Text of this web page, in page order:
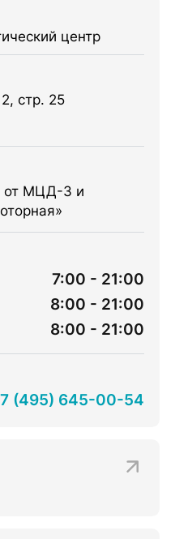
центр
стр. 25
от МЦД-3 и
7:00 - 21:00
8:00 - 21:00
8:00 - 21:00
(495) 645-00-54